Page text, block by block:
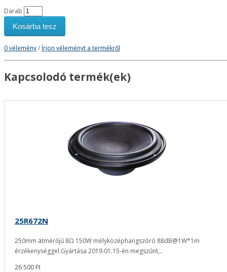
Darab
Kosárba tesz
0 vélemény/Írjon véleményt a termékről
Kapcsolodó termék(ek)
25R672N
250mm átmérőjű 8Ω 150W mélyközéphangszóró 88dB@1W*1m
érzékenységgel.Gyártása 2019.01.15-én megszűnt,..
26 500 Ft